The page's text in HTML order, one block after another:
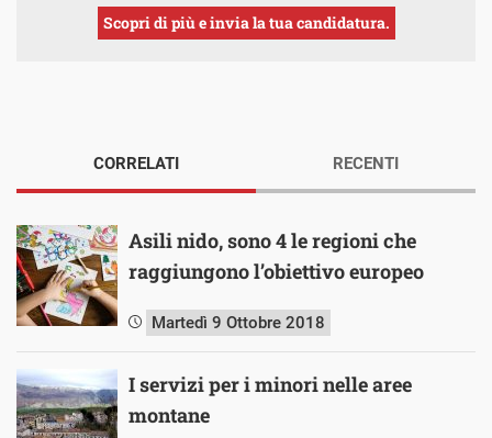
Scopri di più e invia la tua candidatura.
CORRELATI
Asili nido, sono 4 le regioni che
raggiungono l’obiettivo europeo
Martedì 9 Ottobre 2018
I servizi per i minori nelle aree
montane
RECENTI